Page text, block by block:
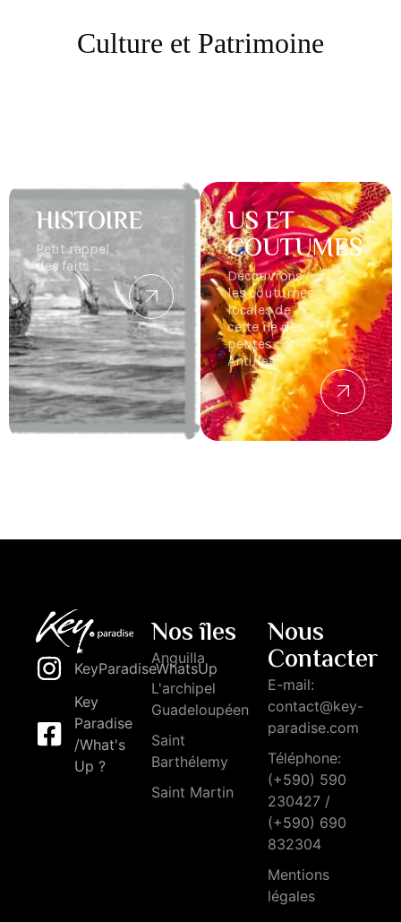
Culture et Patrimoine
HISTOIRE
Petit rappel
des faits ...
US ET
COUTUMES
Découvrons
les coutumes
locales de
cette île des
petites
Antilles.
KeyParadiseWhatsUp
Key
Paradise
/What's
Up ?
Nos îles
Anguilla
L'archipel
Guadeloupéen
Saint
Barthélemy
Saint Martin
Nous
Contacter
E-mail:
contact@key-
paradise.com
Téléphone:
(+590) 590
230427 /
(+590) 690
832304
Mentions
légales